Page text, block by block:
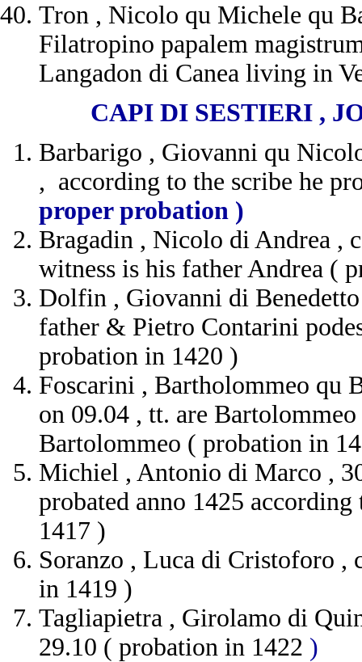
Tron , Nicolo qu Michele qu
Filatropino papalem
Langadon di Canea living in
CAPI DI SESTIERI ,
Barbarigo , Giovanni qu
, according to the scribe he
proper probation )
Bragadin , Nicolo di Andrea ,
witness is his father Andrea (
Dolfin , Giovanni di
father & Pietro Contarini
probation in 1420 )
Foscarini , Bartholommeo qu
on 09.04 , tt. are
Bartolommeo ( probation in
Michiel , Antonio di Marco ,
probated anno 1425
1417 )
Soranzo , Luca di Cristoforo ,
in 1419 )
Tagliapietra , Girolamo di
29.10 ( probation in 1422 )